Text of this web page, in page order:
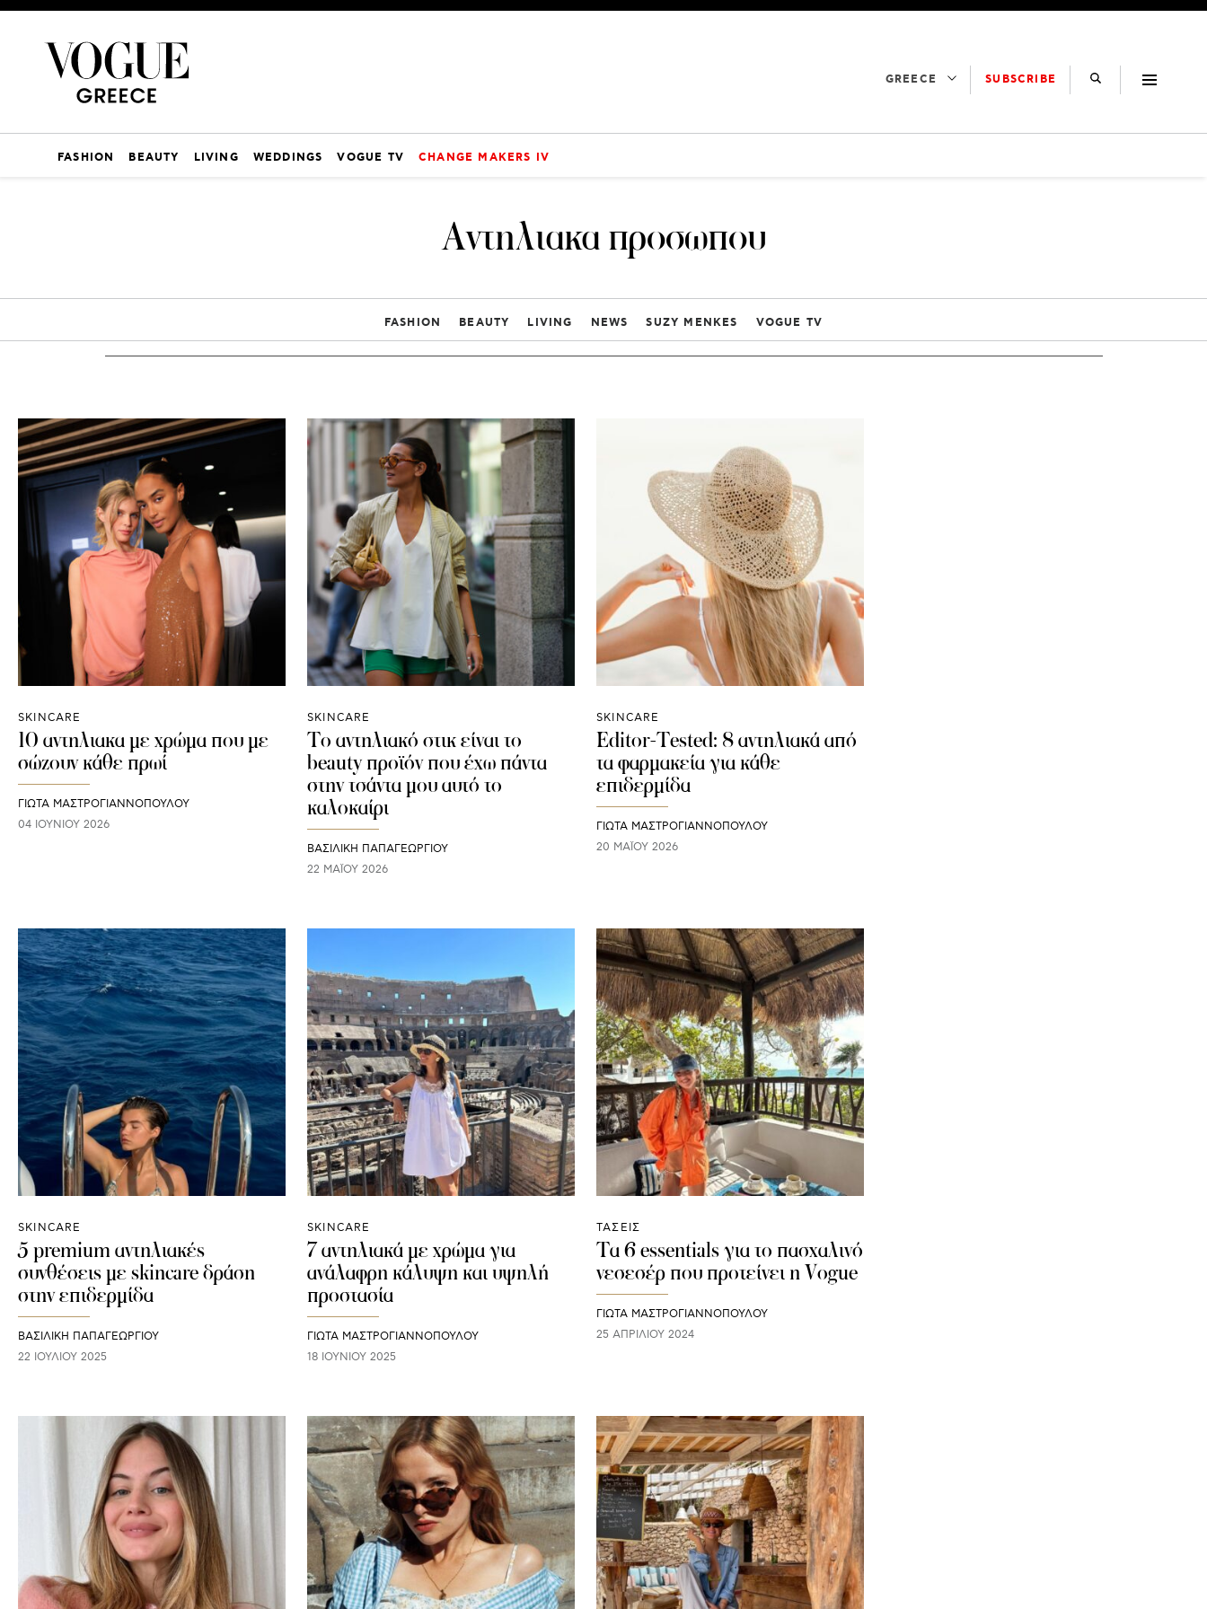
GREECE SUBSCRIBE
FASHION BEAUTY LIVING WEDDINGS VOGUE TV CHANGE MAKERS IV
Αντηλιακα προσωπου
FASHION BEAUTY LIVING NEWS SUZY MENKES VOGUE TV
SKINCARE
10 αντηλιακα με χρώμα που με
σώζουν κάθε πρωί
ΓΙΩΤΑ ΜΑΣΤΡΟΓΙΑΝΝΟΠΟΥΛΟΥ
04 ΙΟΥΝΊΟΥ 2026
SKINCARE
Το αντηλιακό στικ είναι το
beauty προϊόν που έχω πάντα
στην τσάντα μου αυτό το
καλοκαίρι
ΒΑΣΙΛΙΚΗ ΠΑΠΑΓΕΩΡΓΙΟΥ
22 ΜΑΪ́ΟΥ 2026
SKINCARE
Editor-Tested: 8 αντηλιακά από
τα φαρμακεία για κάθε
επιδερμίδα
ΓΙΩΤΑ ΜΑΣΤΡΟΓΙΑΝΝΟΠΟΥΛΟΥ
20 ΜΑΪ́ΟΥ 2026
SKINCARE
5 premium αντηλιακές
συνθέσεις με skincare δράση
στην επιδερμίδα
ΒΑΣΙΛΙΚΗ ΠΑΠΑΓΕΩΡΓΙΟΥ
22 ΙΟΥΛΊΟΥ 2025
SKINCARE
7 αντηλιακά με χρώμα για
ανάλαφρη κάλυψη και υψηλή
προστασία
ΓΙΩΤΑ ΜΑΣΤΡΟΓΙΑΝΝΟΠΟΥΛΟΥ
18 ΙΟΥΝΊΟΥ 2025
ΤΑΣΕΙΣ
Τα 6 essentials για το πασχαλινό
νεσεσέρ που προτείνει η Vogue
ΓΙΩΤΑ ΜΑΣΤΡΟΓΙΑΝΝΟΠΟΥΛΟΥ
25 ΑΠΡΙΛΊΟΥ 2024